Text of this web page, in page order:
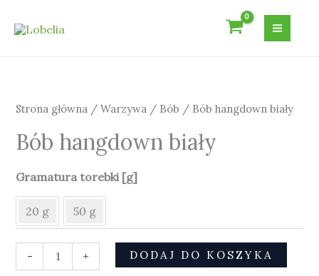
Strona główna /Warzywa / Bób / Bób hangdown biały
Bób hangdown biały
Gramatura torebki [g]
20 g 50 g
-
hangdown
+ DODAJ DO KOSZYKA